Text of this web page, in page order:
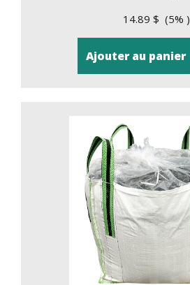
14.89 $ (5% )
Ajouter au panier